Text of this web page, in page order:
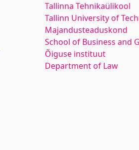
Tallinna Tehnikaülikool
Tallinn University of
Majandusteaduskond
School of Business and
Õiguse instituut
Department of Law